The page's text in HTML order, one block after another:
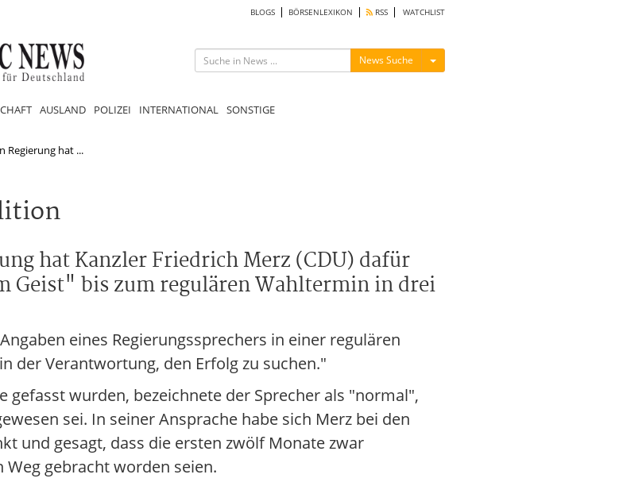
BLOGS BÖRSENLEXIKON RSS WATCHLIST
News Suche Menü ein-/ausblenden
AUSLAND POLIZEI INTERNATIONAL SONSTIGE
Regierung hat ...
hat Kanzler Friedrich Merz (CDU) dafür
Geist" bis zum regulären Wahltermin in drei
eines Regierungssprechers in einer regulären
der Verantwortung, den Erfolg zu suchen."
wurden, bezeichnete der Sprecher als "normal",
sei. In seiner Ansprache habe sich Merz bei den
und gesagt, dass die ersten zwölf Monate zwar
gebracht worden seien.